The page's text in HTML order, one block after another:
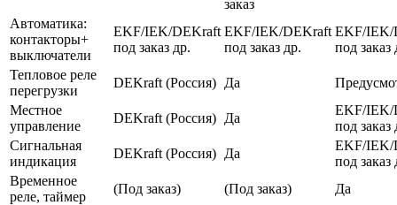
заказ
Автоматика:
контакторы+
выключатели
EKF/IEK/DEKraft
под заказ др.
EKF/IEK/DEKraft
под заказ др.
EKF/IEK/
под заказ
Тепловое реле
перегрузки
DEKraft (Россия) Да
Местное
управление
DEKraft (Россия) Да
EKF/IEK/
под заказ
Сигнальная
индикация
DEKraft (Россия) Да
EKF/IEK/
под заказ
Временное
реле, таймер
(Под заказ) (Под заказ)
Да